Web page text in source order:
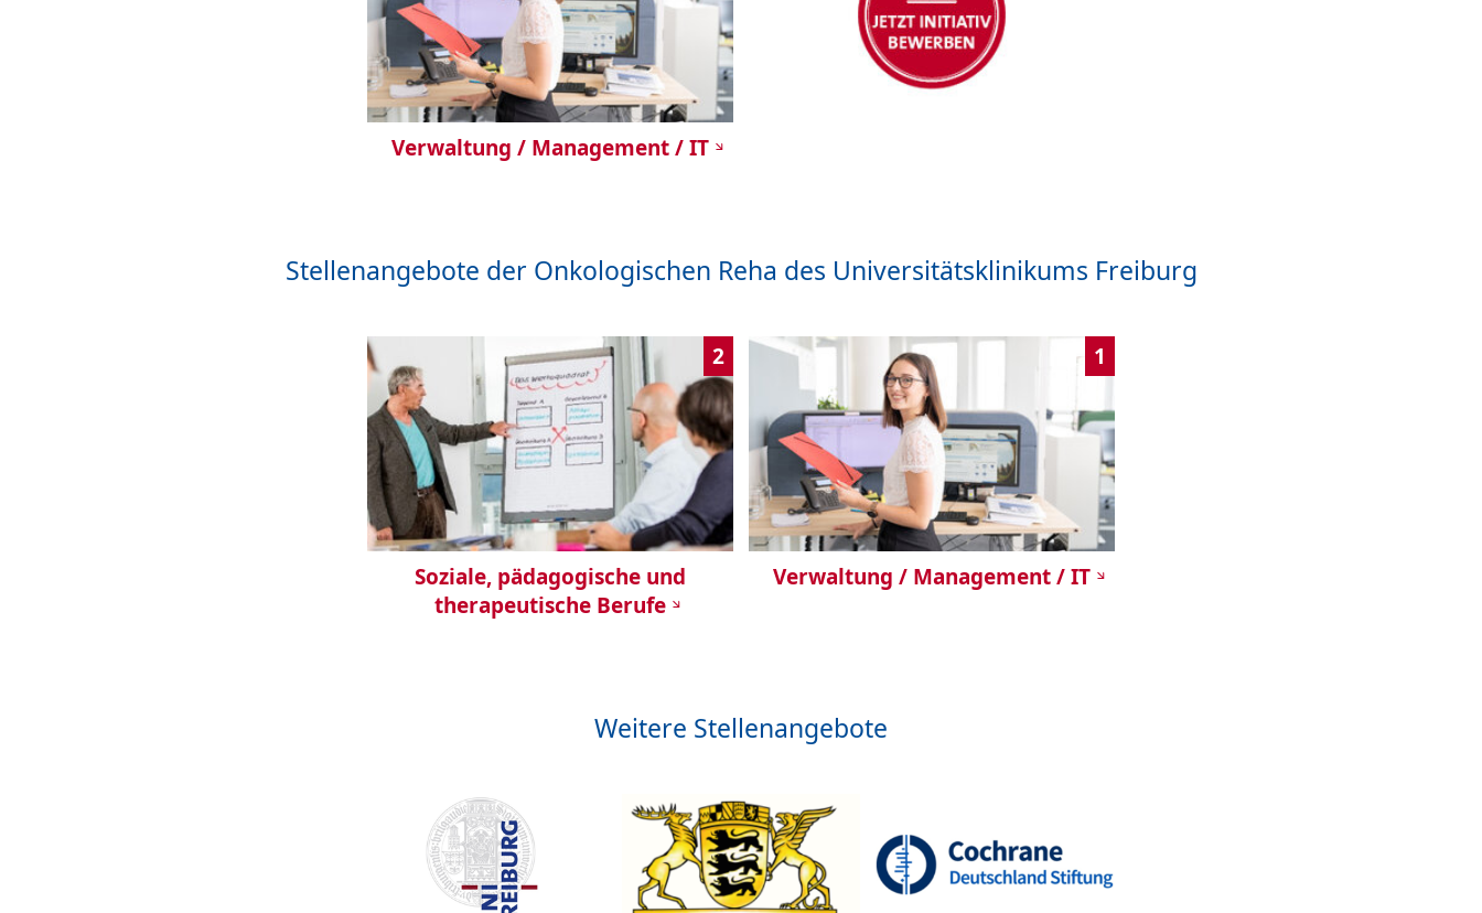
Verwaltung / Management / IT
Stellenangebote der Onkologischen Reha des Universitätsklinikums Freiburg
Soziale, pädagogische und
therapeutische Berufe
2
Verwaltung / Management / IT
1
Weitere Stellenangebote